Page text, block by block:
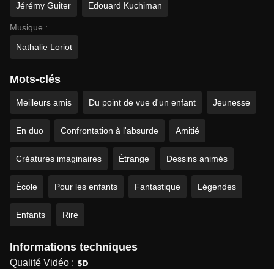
Jérémy Guiter
Edouard Kuchiman
Musique :
Nathalie Loriot
Mots-clés
Meilleurs amis Du point de vue d'un enfant Jeunesse
En duo Confrontation à l'absurde Amitié
Créatures imaginaires Étrange Dessins animés
École Pour les enfants Fantastique Légendes
Enfants Rire
Informations techniques
Qualité Vidéo :